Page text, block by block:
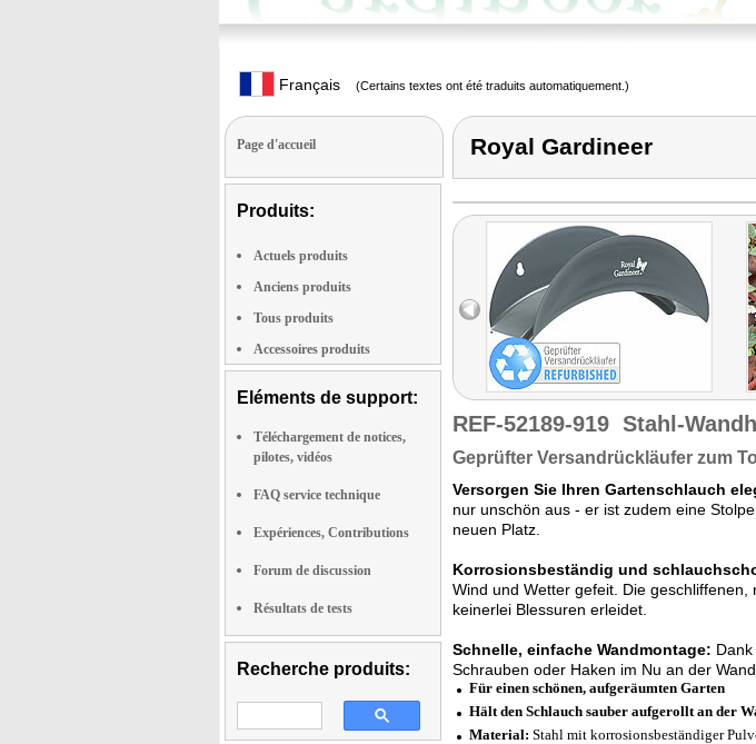
Français (Certains textes ont été traduits automatiquement.)
Page d'accueil
Produits:
Actuels produits
Anciens produits
Tous produits
Accessoires produits
Eléments de support:
Téléchargement de notices,
pilotes, vidéos
FAQ service technique
Expériences, Contributions
Forum de discussion
Résultats de tests
Recherche produits:
Royal Gardineer
REF-52189-919 Stahl-
Geprüfter Versandrückläufer zum
Versorgen Sie Ihren Gartenschlauch
nur unschön aus - er ist zudem eine
neuen Platz.
Korrosionsbeständig und
Wind und Wetter gefeit. Die
keinerlei Blessuren erleidet.
Schnelle, einfache Wandmontage:
Schrauben oder Haken im Nu an der
Für einen schönen, aufgeräumten Garten
Hält den Schlauch sauber aufgerollt an der
Material: Stahl mit korrosionsbeständiger